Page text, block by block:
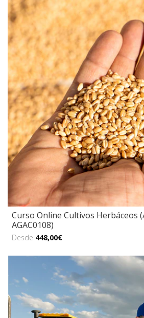
Curso Online Cultivos Herbáceos
AGAC0108)
Desde 448,00€